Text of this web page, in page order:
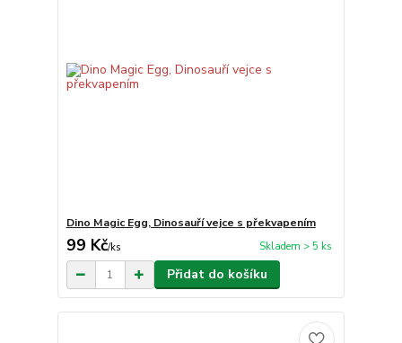
Dino Magic Egg, Dinosauří vejce s překvapením
99 Kč/ks Skladem > 5 ks
Přidat do košíku